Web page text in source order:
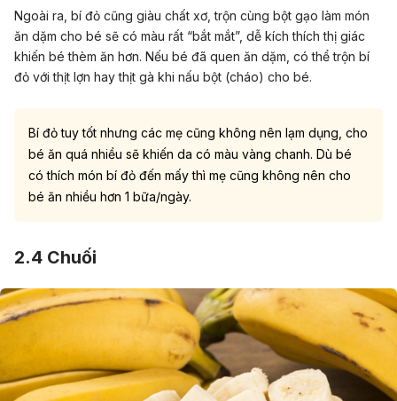
Ngoài ra, bí đỏ cũng giàu chất xơ, trộn cùng bột gạo làm món
ăn dặm cho bé sẽ có màu rất “bắt mắt”, dễ kích thích thị giác
khiến bé thèm ăn hơn. Nếu bé đã quen ăn dặm, có thể trộn bí
đỏ với thịt lợn hay thịt gà khi nấu bột (cháo) cho bé.
Bí đỏ tuy tốt nhưng các mẹ cũng không nên lạm dụng, cho
bé ăn quá nhiều sẽ khiến da có màu vàng chanh. Dù bé
có thích món bí đỏ đến mấy thì mẹ cũng không nên cho
bé ăn nhiều hơn 1 bữa/ngày.
2.4 Chuối